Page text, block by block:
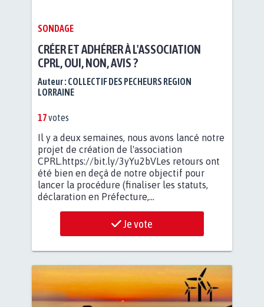
SONDAGE
CRÉER ET ADHÉRER À L'ASSOCIATION
CPRL, OUI, NON, AVIS ?
Auteur : COLLECTIF DES PECHEURS REGION
LORRAINE
17votes
Il y a deux semaines, nous avons lancé notre
projet de création de l'association
CPRL.https://bit.ly/3yYu2bVLes retours ont
été bien en deçà de notre objectif pour
lancer la procédure (finaliser les statuts,
déclaration en Préfecture,...
Je vote